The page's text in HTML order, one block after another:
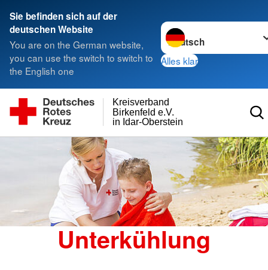
Sie befinden sich auf der
deutschen Website
You are on the German website,
you can use the switch to switch to
the English one
Sprache wechseln zu
Alles klar
in Idar-Oberstein
Birkenfeld e.V.
Kreisverband
Unterkühlung